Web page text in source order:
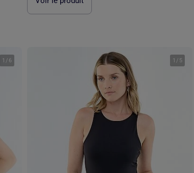
1 / 6 1 / 5